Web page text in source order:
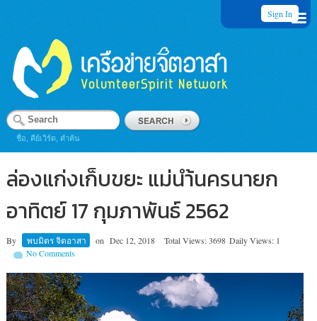
Sign In
ชื่อ, คีย์เวิร์ด, คำค้น
ล่องแก่งเก็บขยะ แม่นำ้นครนายก
อาทิตย์ 17 กุมภาพันธ์ 2562
By พบมิตร จิตอาสา on Dec 12, 2018 Total Views: 3698 Daily Views: 1
No Comments